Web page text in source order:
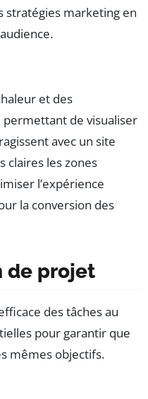
stratégies marketing en
et des
de visualiser
avec un site
claires les zones
l’expérience
la conversion des
de projet
des tâches au
pour garantir que
mêmes objectifs.